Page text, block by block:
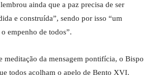
ainda que a paz precisa de ser
e construída”, sendo por isso “um
empenho de todos”.
meditação da mensagem pontifícia, o Bispo
todos acolham o apelo de Bento XVI.